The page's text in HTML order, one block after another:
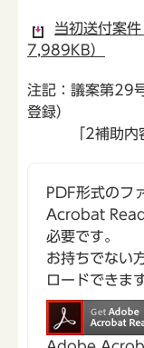
当初送付案
7,989KB）
注記：議案第29
登録）
「2補助内容
PDF形式のフ
Acrobat
必要です。
お持ちでない
ロードできます